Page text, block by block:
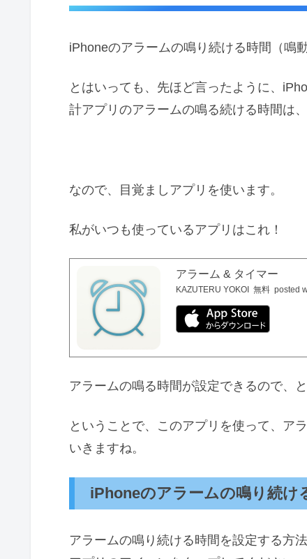
iPhoneのアラームの鳴り続ける時間（鳴
とはいっても、先ほど言ったように、
計アプリのアラームの鳴る続ける時間は
なので、目覚ましアプリを使います。
私がいつも使っているアプリはこれ！
アラーム & タイマー
KAZUTERU YOKOI 無料 posted
アラームの鳴る時間が設定できるので、
ということで、このアプリを使って、ア
いきますね。
iPhoneのアラームの鳴り続け
アラームの鳴り続ける時間を設定する方